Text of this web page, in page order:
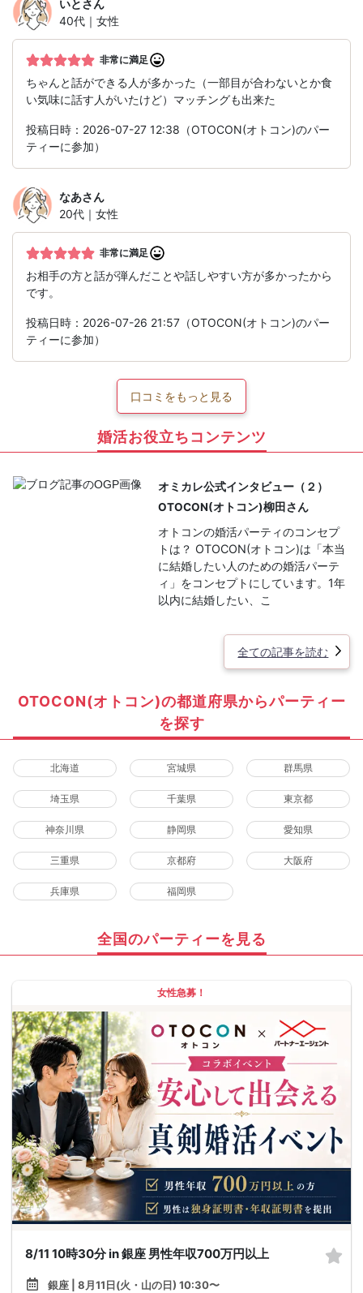
いとさん
40代｜女性
非常に満足
ちゃんと話ができる人が多かった（一部目が合わないとか食
い気味に話す人がいたけど）マッチングも出来た
投稿日時：2026-07-27 12:38（OTOCON(オトコン)のパー
ティーに参加）
なあさん
20代｜女性
非常に満足
お相手の方と話が弾んだことや話しやすい方が多かったから
です。
投稿日時：2026-07-26 21:57（OTOCON(オトコン)のパー
ティーに参加）
口コミをもっと見る
婚活お役立ちコンテンツ
オミカレ公式インタビュー（２）
OTOCON(オトコン)柳田さん
オトコンの婚活パーティのコンセプ
トは？ OTOCON(オトコン)は「本当
に結婚したい人のための婚活パーテ
ィ」をコンセプトにしています。1年
以内に結婚したい、こ
全ての記事を読む
OTOCON(オトコン)の都道府県からパーティー
を探す
北海道 宮城県 群馬県
埼玉県 千葉県 東京都
神奈川県 静岡県 愛知県
三重県 京都府 大阪府
兵庫県 福岡県
全国のパーティーを見る
女性急募！
8/11 10時30分 in 銀座 男性年収700万円以上
銀座 | 8月11日(火・山の日) 10:30〜